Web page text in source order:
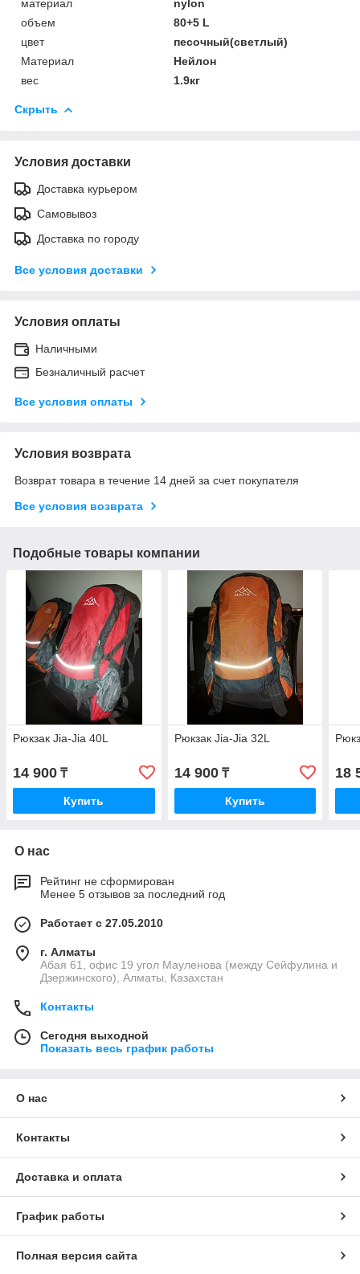
материал
nylon
объем
80+5 L
цвет
песочный(светлый)
Материал
Нейлон
вес
1.9кг
Скрыть
Условия доставки
Доставка курьером
Самовывоз
Доставка по городу
Все условия доставки
Условия оплаты
Наличными
Безналичный расчет
Все условия оплаты
Условия возврата
Возврат товара в течение 14 дней за счет покупателя
Все условия возврата
Подобные товары компании
Рюкзак Jia-Jia 40L
14 900 ₸
Купить
Рюкзак Jia-Jia 32L
14 900₸
Купить
18
О нас
Рейтинг не сформирован
Менее 5 отзывов за последний год
Работает с 27.05.2010
г. Алматы
Абая 61, офис 19 угол Мауленова (между Сейфулина и
Дзержинского), Алматы, Казахстан
Контакты
Сегодня выходной
Показать весь график работы
О нас
Контакты
Доставка и оплата
График работы
Полная версия сайта